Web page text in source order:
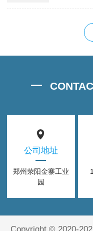
公司地址
郑州荥阳金寨工业
园